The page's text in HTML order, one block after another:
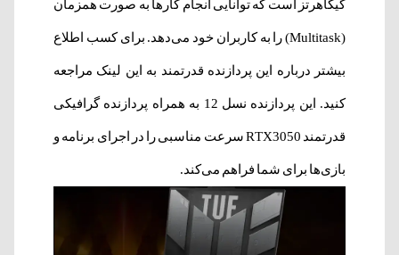
گیگاهرتز است که توانایی انجام کارها به صورت همزمان
(Multitask) را به کاربران خود می‌دهد. برای کسب اطلاع
بیشتر درباره این پردازنده قدرتمند به این لینک مراجعه
کنید. این پردازنده نسل 12 به همراه پردازنده گرافیکی
قدرتمند RTX3050 سرعت مناسبی را در اجرای برنامه و
بازی‌ها برای شما فراهم می‌کند.